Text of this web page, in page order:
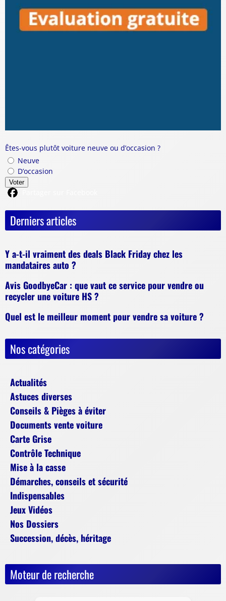
Êtes-vous plutôt voiture neuve ou d’occasion ?
Neuve
D’occasion
Voter
Derniers articles
Y a-t-il vraiment des deals Black Friday chez les
mandataires auto ?
Avis GoodbyeCar : que vaut ce service pour vendre ou
recycler une voiture HS ?
Quel est le meilleur moment pour vendre sa voiture ?
Nos catégories
Actualités
Astuces diverses
Conseils & Pièges à éviter
Documents vente voiture
Carte Grise
Contrôle Technique
Mise à la casse
Démarches, conseils et sécurité
Indispensables
Jeux Vidéos
Nos Dossiers
Succession, décès, héritage
Moteur de recherche